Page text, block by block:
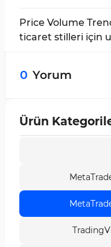
kullanılabilir.
Price Volume
ticaret stilleri için
0 Yorum
Ürün